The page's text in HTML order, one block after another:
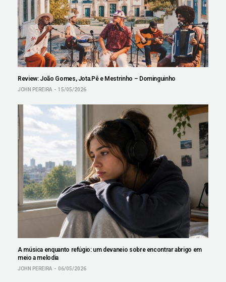
Review: João Gomes, Jota.Pê e Mestrinho – Dominguinho
JOHN PEREIRA 15/05/2026
A música enquanto refúgio: um devaneio sobre encontrar abrigo em
meio a melodia
JOHN PEREIRA 06/05/2026